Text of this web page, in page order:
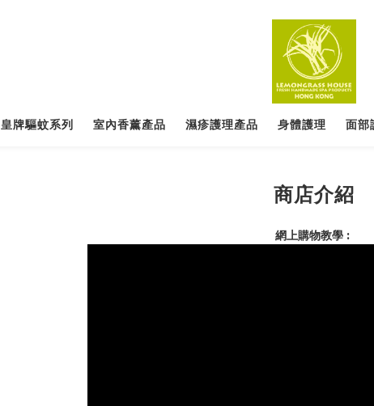
皇牌驅蚊系列 室內香薰產品 濕疹護理產品 身體護理 面部
商店介紹
網上購物教學 :